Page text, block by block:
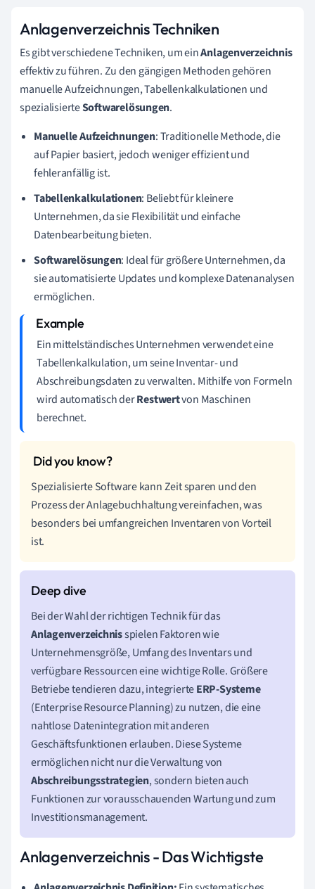
Anlagenverzeichnis Techniken
Es gibt verschiedene Techniken, um einAnlagenverzeichnis
effektiv zu führen. Zu den gängigen Methoden gehören
manuelle Aufzeichnungen, Tabellenkalkulationen und
spezialisierteSoftwarelösungen.
Manuelle Aufzeichnungen: Traditionelle Methode, die
auf Papier basiert, jedoch weniger effizient und
fehleranfällig ist.
Tabellenkalkulationen: Beliebt für kleinere
Unternehmen, da sie Flexibilität und einfache
Datenbearbeitung bieten.
Softwarelösungen: Ideal für größere Unternehmen, da
sie automatisierte Updates und komplexe Datenanalysen
ermöglichen.
Ein mittelständisches Unternehmen verwendet eine
Tabellenkalkulation, um seine Inventar- und
Abschreibungsdaten zu verwalten. Mithilfe von Formeln
wird automatisch derRestwertvon Maschinen
berechnet.
Spezialisierte Software kann Zeit sparen und den
Prozess der Anlagebuchhaltung vereinfachen, was
besonders bei umfangreichen Inventaren von Vorteil
ist.
Bei der Wahl der richtigen Technik für das
Anlagenverzeichnisspielen Faktoren wie
Unternehmensgröße, Umfang des Inventars und
verfügbare Ressourcen eine wichtige Rolle. Größere
Betriebe tendieren dazu, integrierteERP-Systeme
(Enterprise Resource Planning) zu nutzen, die eine
nahtlose Datenintegration mit anderen
Geschäftsfunktionen erlauben. Diese Systeme
ermöglichen nicht nur die Verwaltung von
Abschreibungsstrategien, sondern bieten auch
Funktionen zur vorausschauenden Wartung und zum
Investitionsmanagement.
Anlagenverzeichnis - Das Wichtigste